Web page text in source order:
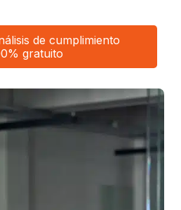
de cumplimiento
gratuito